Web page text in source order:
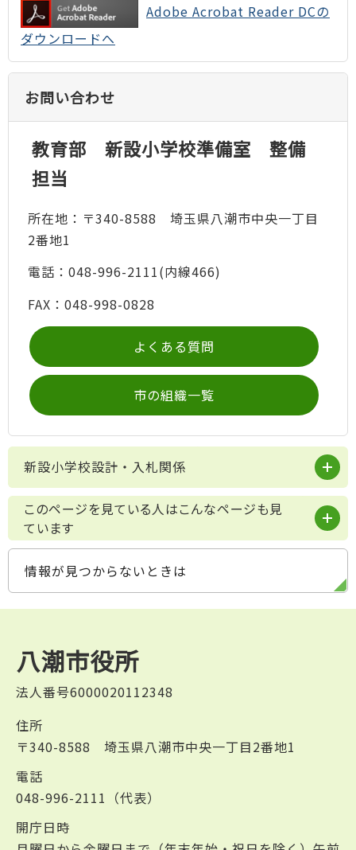
Adobe Acrobat Reader DCの
ダウンロードへ
お問い合わせ
教育部 新設小学校準備室 整備
担当
所在地：〒340-8588 埼玉県八潮市中央一丁目
2番地1
電話：048-996-2111(内線466)
FAX：048-998-0828
よくある質問
市の組織一覧
新設小学校設計・入札関係
このページを見ている人はこんなページも見
ています
情報が見つからないときは
八潮市役所
法人番号6000020112348
住所
〒340-8588 埼玉県八潮市中央一丁目2番地1
電話
048-996-2111（代表）
開庁日時